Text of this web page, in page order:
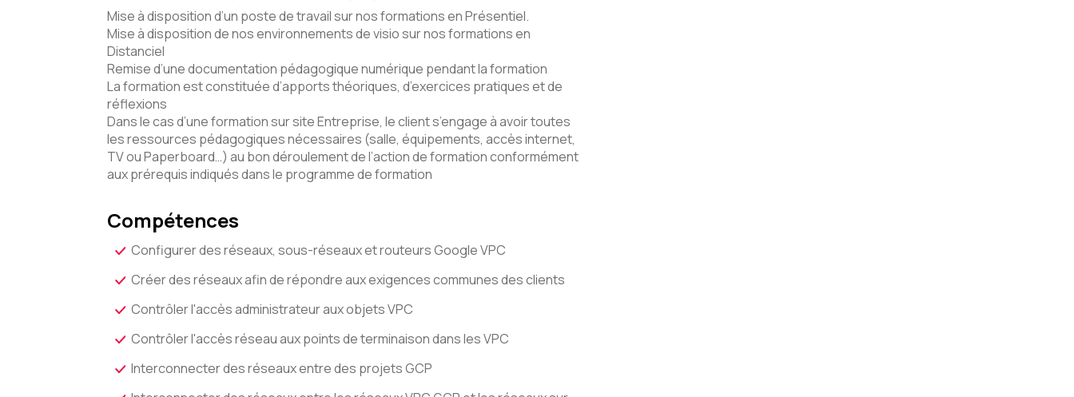
Mise à disposition d’un poste de travail sur nos formations en Présentiel.
Mise à disposition de nos environnements de visio sur nos formations en
Distanciel
Remise d’une documentation pédagogique numérique pendant la formation
La formation est constituée d’apports théoriques, d’exercices pratiques et de
réflexions
Dans le cas d’une formation sur site Entreprise, le client s’engage à avoir toutes
les ressources pédagogiques nécessaires (salle, équipements, accès internet,
TV ou Paperboard…) au bon déroulement de l’action de formation conformément
aux prérequis indiqués dans le programme de formation
Compétences
Configurer des réseaux, sous-réseaux et routeurs Google VPC
Créer des réseaux afin de répondre aux exigences communes des clients
Contrôler l'accès administrateur aux objets VPC
Contrôler l'accès réseau aux points de terminaison dans les VPC
Interconnecter des réseaux entre des projets GCP